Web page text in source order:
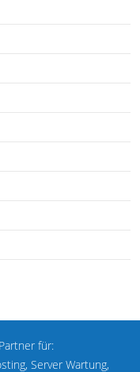
für:
Server Wartung,